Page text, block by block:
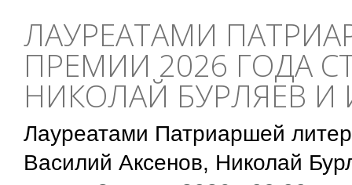
ЛАУРЕАТАМИ
ПРЕМИИ 2026 ГОДА
НИКОЛАЙ БУРЛЯЕВ
Лауреатами Патриаршей
Василий Аксенов, Николай